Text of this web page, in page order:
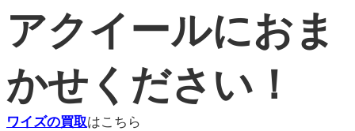
アクイールにおま
かせください！
ワイズの買取はこちら